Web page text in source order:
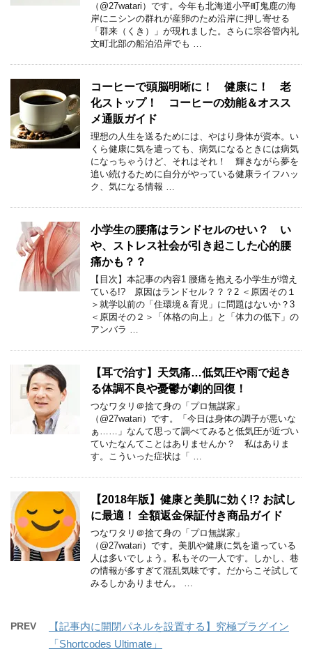
（@27watari）です。今年も北海道小平町鬼鹿の海
岸にニシンの群れが産卵のため沿岸に押し寄せる
「群来（くき）」が現れました。さらに宗谷管内礼
文町北部の船泊沿岸でも …
コーヒーで頭脳明晰に！ 健康に！ 老
化ストップ！ コーヒーの効能＆オスス
メ通販ガイド
理想の人生を送るためには、やはり身体が資本。い
くら健康に気を遣っても、病気になるときには病気
になっちゃうけど、それはそれ！ 輝きながら夢を
追い続けるために自分がやっている健康ライフハッ
ク、気になる情報 …
小学生の腰痛はランドセルのせい？ い
や、ストレス社会が引き起こした心的腰
痛かも？？
【目次】本記事の内容1 腰痛を抱える小学生が増え
ている!? 原因はランドセル？？？2 ＜原因その１
＞就学以前の「住環境＆育児」に問題はないか？3
＜原因その２＞「体格の向上」と「体力の低下」の
アンバラ …
【耳で治す】天気痛…低気圧や雨で起き
る体調不良や憂鬱が劇的回復！
つなワタリ＠捨て身の「プロ無謀家」
（@27watari）です。「今日は身体の調子が悪いな
ぁ……」なんて思って調べてみると低気圧が近づい
ていたなんてことはありませんか？ 私はありま
す。こういった症状は「 …
【2018年版】健康と美肌に効く!? お試し
に最適！ 全額返金保証付き商品ガイド
つなワタリ＠捨て身の「プロ無謀家」
（@27watari）です。美肌や健康に気を遣っている
人は多いでしょう。私もその一人です。しかし、巷
の情報が多すぎて混乱気味です。だからこそ試して
みるしかありません。 …
PREV
【記事内に開閉パネルを設置する】究極プラグイン
「Shortcodes Ultimate」